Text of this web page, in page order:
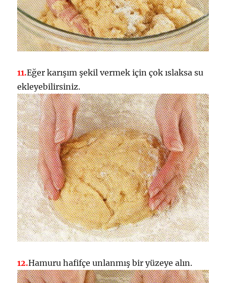
11.Eğer karışım şekil vermek için çok ıslaksa su
ekleyebilirsiniz.
12.Hamuru hafifçe unlanmış bir yüzeye alın.